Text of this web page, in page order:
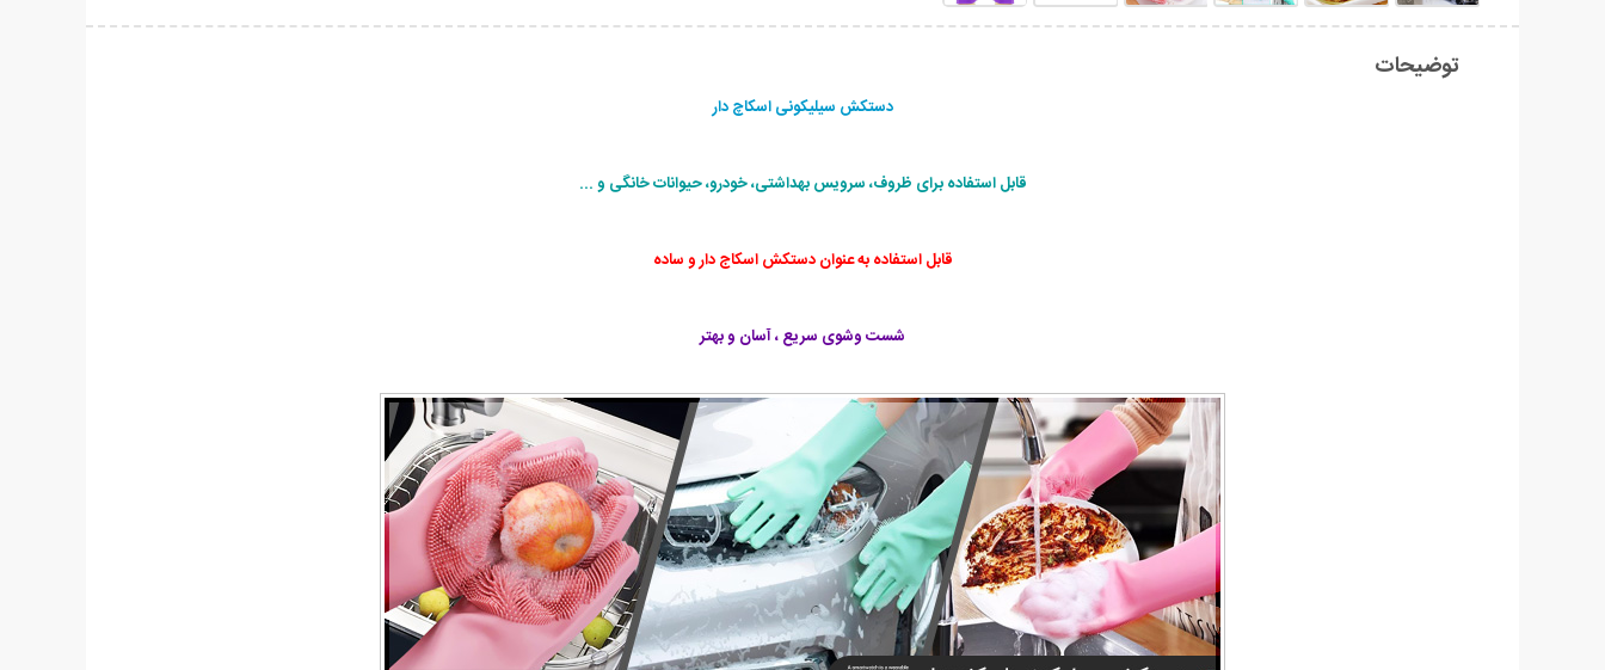
توضیحات
دستکش سیلیکونی اسکاچ دار
قابل استفاده برای ظروف، سرویس بهداشتی، خودرو، حیوانات خانگی و ...
قابل استفاده به عنوان دستکش اسکاج دار و ساده
شست وشوی سریع ، آسان و بهتر